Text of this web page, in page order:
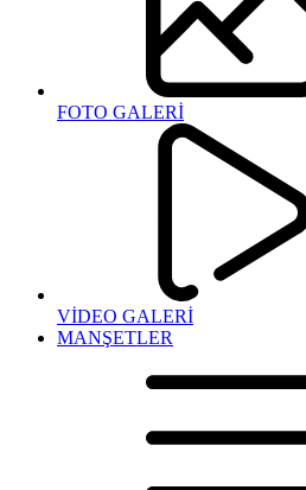
FOTO GALERİ
VİDEO GALERİ
MANŞETLER